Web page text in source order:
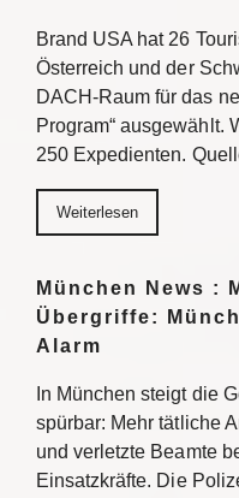
Brand USA hat 26
Österreich und der
DACH-Raum für das
Program“ ausgewählt.
250 Expedienten.
Weiterlesen
München News :
Übergriffe:
Alarm
In München steigt die
spürbar: Mehr tätliche
und verletzte Beamte
Einsatzkräfte. Die